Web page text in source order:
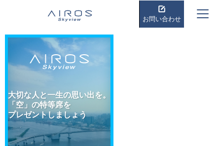
お問い合わせ
大切な人と一生の思い出を。
「空」の特等席を
プレゼントしましょう